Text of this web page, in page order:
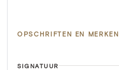
OPSCHRIFTEN EN MERKEN
SIGNATUUR